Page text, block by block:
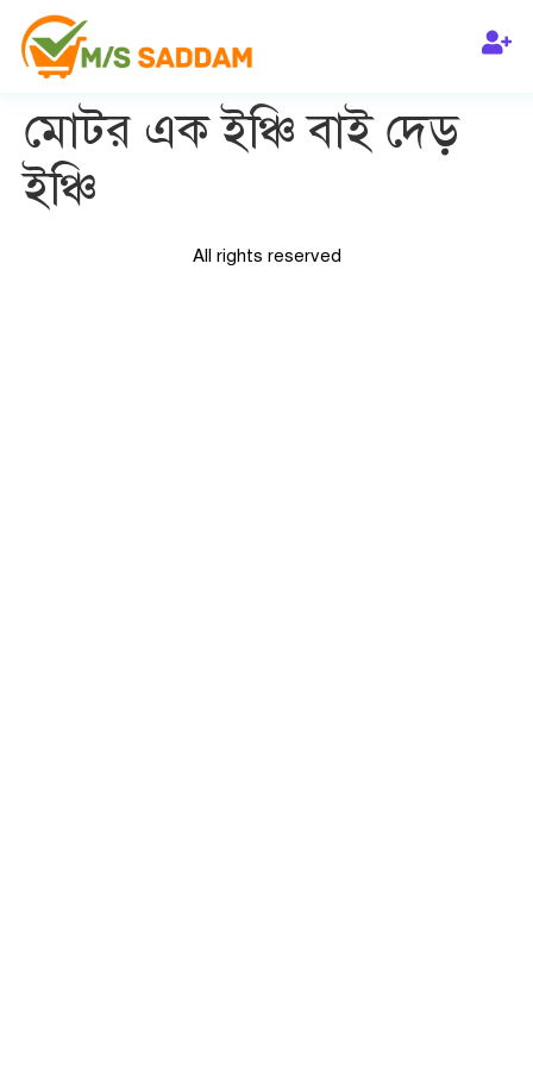
মোটর এক ইঞ্চি বাই দেড়
ইঞ্চি
All rights reserved